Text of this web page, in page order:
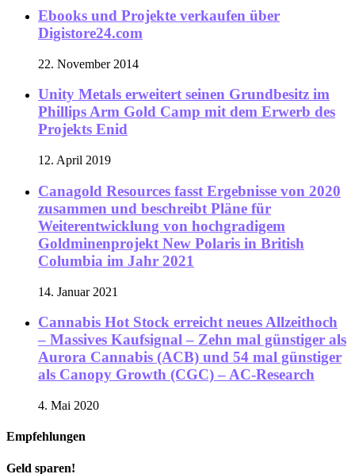
Ebooks und Projekte verkaufen über
Digistore24.com
22. November 2014
Unity Metals erweitert seinen Grundbesitz im
Phillips Arm Gold Camp mit dem Erwerb des
Projekts Enid
12. April 2019
Canagold Resources fasst Ergebnisse von 2020
zusammen und beschreibt Pläne für
Weiterentwicklung von hochgradigem
Goldminenprojekt New Polaris in British
Columbia im Jahr 2021
14. Januar 2021
Cannabis Hot Stock erreicht neues Allzeithoch
– Massives Kaufsignal – Zehn mal günstiger als
Aurora Cannabis (ACB) und 54 mal günstiger
als Canopy Growth (CGC) – AC-Research
4. Mai 2020
Empfehlungen
Geld sparen!